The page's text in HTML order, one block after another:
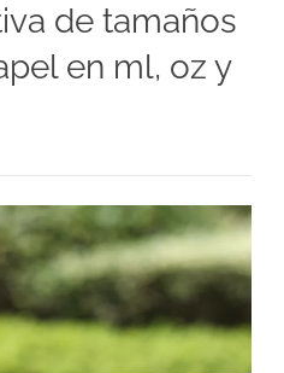
de tamaños
en ml, oz y